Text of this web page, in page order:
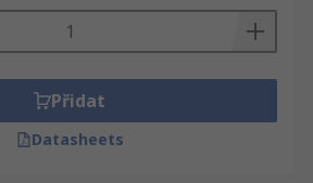
Přidat
Datasheets